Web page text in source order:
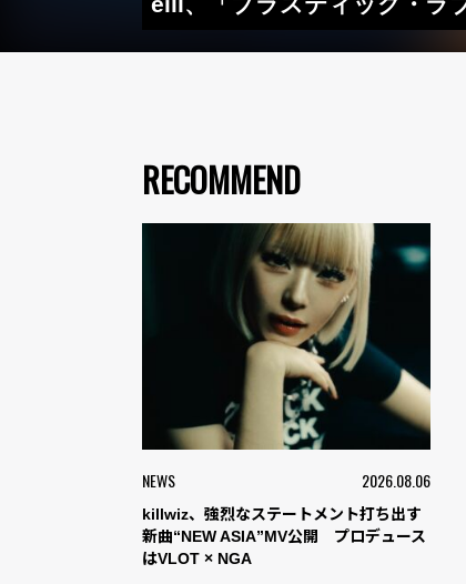
RECOMMEND
NEWS 2026.08.06
killwiz、強烈なステートメント打ち出す
新曲“NEW ASIA”MV公開 プロデュース
はVLOT × NGA